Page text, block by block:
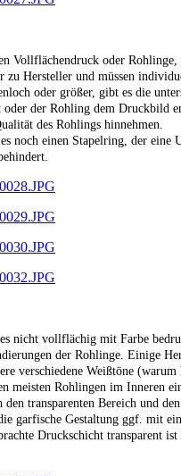
Vollflächendruck oder
zu Hersteller und müssen
oder größer, gibt es die
oder der Rohling dem Druckbild
des Rohlings hinnehmen.
noch einen Stapelring, der eine
nicht vollflächig mit Farbe
der Rohlinge. Einige
verschiedene Weißtöne
meisten Rohlingen im Inneren
transparenten Bereich und
garfische Gestaltung ggf. mit
Druckschicht transparent